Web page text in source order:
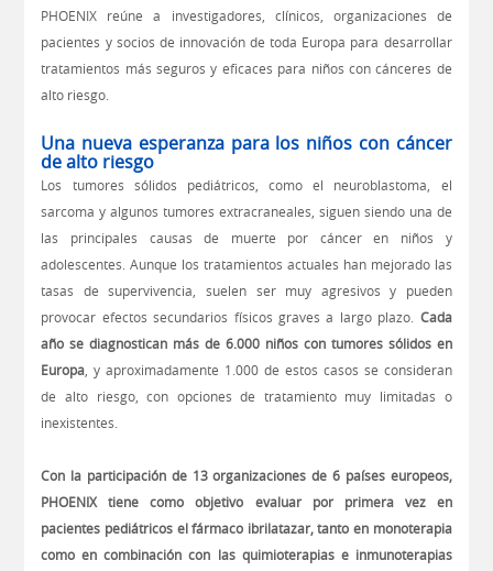
PHOENIX reúne a investigadores, clínicos, organizaciones de
pacientes y socios de innovación de toda Europa para desarrollar
tratamientos más seguros y eficaces para niños con cánceres de
alto riesgo.
Una nueva esperanza para los niños con cáncer
de alto riesgo
Los tumores sólidos pediátricos, como el neuroblastoma, el
sarcoma y algunos tumores extracraneales, siguen siendo una de
las principales causas de muerte por cáncer en niños y
adolescentes. Aunque los tratamientos actuales han mejorado las
tasas de supervivencia, suelen ser muy agresivos y pueden
provocar efectos secundarios físicos graves a largo plazo. Cada
año se diagnostican más de 6.000 niños con tumores sólidos en
Europa , y aproximadamente 1.000 de estos casos se consideran
de alto riesgo, con opciones de tratamiento muy limitadas o
inexistentes.
Con la participación de 13 organizaciones de 6 países europeos,
PHOENIX tiene como objetivo evaluar por primera vez en
pacientes pediátricos el fármaco ibrilatazar, tanto en monoterapia
como en combinación con las quimioterapias e inmunoterapias